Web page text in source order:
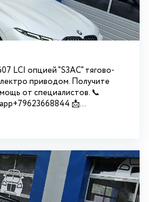
LCI опцией "S3АС" тягово-
приводом. Получите
от специалистов. 📞
📩...